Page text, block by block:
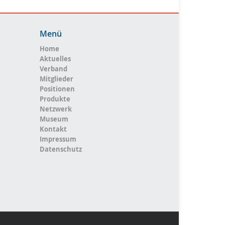
Menü
Home
Aktuelles
Verband
Mitglieder
Positionen
Produkte
Netzwerk
Museum
Kontakt
Impressum
Datenschutz